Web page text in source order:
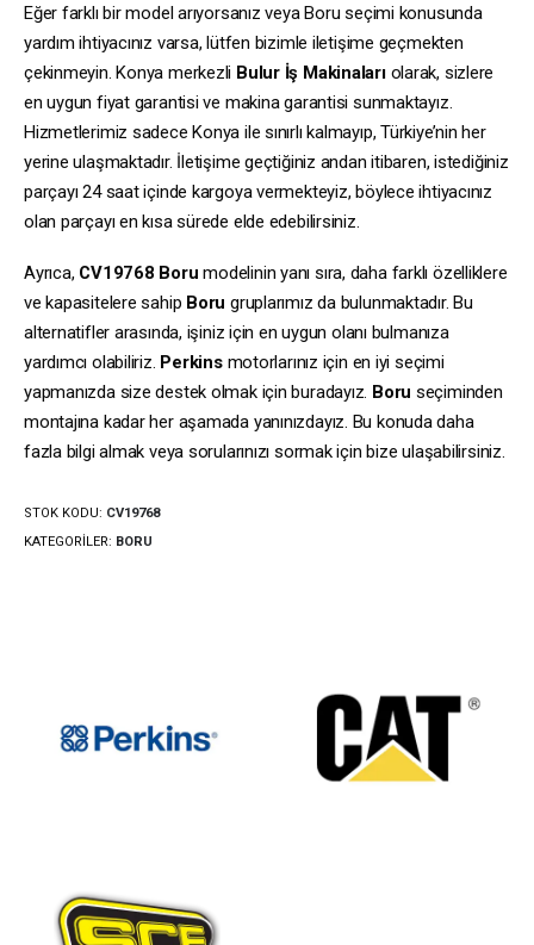
Eğer farklı bir model arıyorsanız veya Boru seçimi konusunda
yardım ihtiyacınız varsa, lütfen bizimle iletişime geçmekten
çekinmeyin. Konya merkezli Bulur İş Makinalarıolarak, sizlere
en uygun fiyat garantisi ve makina garantisi sunmaktayız.
Hizmetlerimiz sadece Konya ile sınırlı kalmayıp, Türkiye’nin her
yerine ulaşmaktadır. İletişime geçtiğiniz andan itibaren, istediğiniz
parçayı 24 saat içinde kargoya vermekteyiz, böylece ihtiyacınız
olan parçayı en kısa sürede elde edebilirsiniz.
Ayrıca, CV19768 Boru modelinin yanı sıra, daha farklı özelliklere
ve kapasitelere sahip Boru gruplarımız da bulunmaktadır. Bu
alternatifler arasında, işiniz için en uygun olanı bulmanıza
yardımcı olabiliriz. Perkinsmotorlarınız için en iyi seçimi
yapmanızda size destek olmak için buradayız. Boru seçiminden
montajına kadar her aşamada yanınızdayız. Bu konuda daha
fazla bilgi almak veya sorularınızı sormak için bize ulaşabilirsiniz.
STOK KODU: CV19768
KATEGORILER: BORU